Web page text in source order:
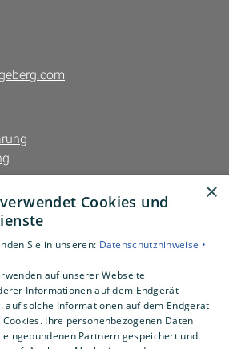
×
Cookies und
Sie in unseren: Datenschutzhinweise •
auf unserer Webseite
Informationen auf dem Endgerät
auf solche Informationen auf dem Endgerät
Ihre personenbezogenen Daten
Partnern gespeichert und